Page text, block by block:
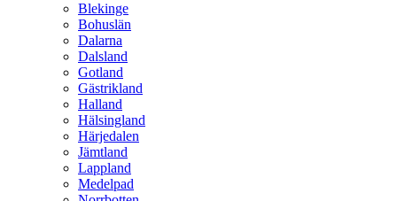
Blekinge
Bohuslän
Dalarna
Dalsland
Gotland
Gästrikland
Halland
Hälsingland
Härjedalen
Jämtland
Lappland
Medelpad